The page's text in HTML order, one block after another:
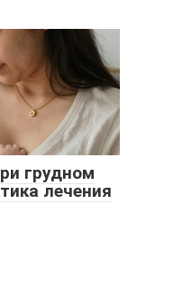
грудном
лечения